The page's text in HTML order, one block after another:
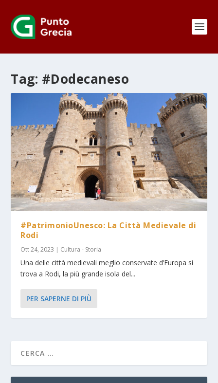
Tag: #Dodecaneso
#PatrimonioUnesco: La Città Medievale di
Rodi
Ott 24, 2023 | Cultura - Storia
Una delle città medievali meglio conservate d’Europa si
trova a Rodi, la più grande isola del...
PER SAPERNE DI PIÙ